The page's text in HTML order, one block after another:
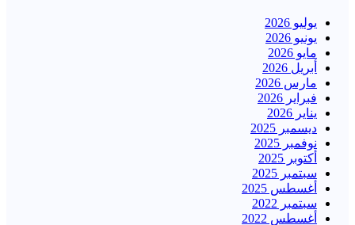
يوليو 2026
يونيو 2026
مايو 2026
أبريل 2026
مارس 2026
فبراير 2026
يناير 2026
ديسمبر 2025
نوفمبر 2025
أكتوبر 2025
سبتمبر 2025
أغسطس 2025
سبتمبر 2022
أغسطس 2022